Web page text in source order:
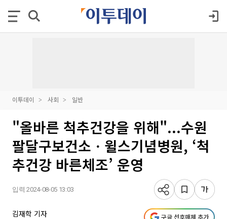
이투데이 사회 일반
"올바른 척추건강을 위해"...수원
팔달구보건소ㆍ윌스기념병원, ‘척
추건강 바른체조’ 운영
입력 2024-08-05 13:03
김재학 기자 구글 선호매체 추가